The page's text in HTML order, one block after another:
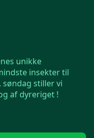
unikke
insekter til
søndag stiller vi
af dyreriget !